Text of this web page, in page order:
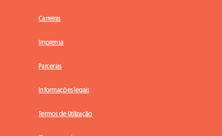
Carreiras
Imprensa
Parcerias
Informações legais
Termos de Utilização